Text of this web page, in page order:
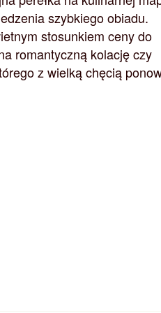
szybkiego obiadu.
stosunkiem ceny do
romantyczną kolację czy
z wielką chęcią